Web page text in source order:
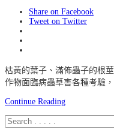
Share on Facebook
Tweet on Twitter
枯黃的葉子、滿佈蟲子的根
作物面臨病蟲草害各種考驗
Continue Reading